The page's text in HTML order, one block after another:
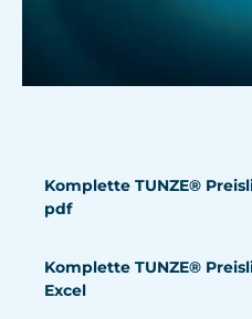
Komplette TUNZE®
pdf
Komplette TUNZE®
Excel